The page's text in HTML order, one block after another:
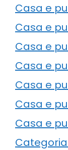
Casa e
Casa e
Casa e
Casa e
Casa e
Casa e
Casa e